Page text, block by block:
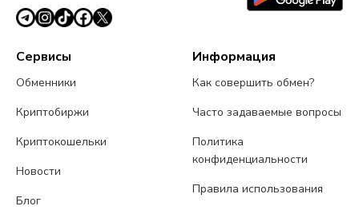
Сервисы
Обменники
Криптобиржи
Криптокошельки
Новости
Блог
Информация
Как совершить обмен?
Часто задаваемые вопросы
Политика
конфиденциальности
Правила использования